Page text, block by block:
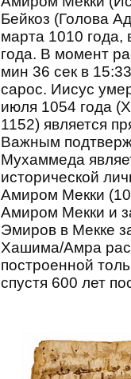
Бейкоз (Голова
марта 1010 года,
года. В момент
мин 36 сек в
сарос. Иисус
июля 1054 года
1152) является
Важным
Мухаммеда
исторической
Амиром Мекки
Амиром Мекки и
Эмиров в Мекке
Хашима/Амра
построенной
спустя 600 лет